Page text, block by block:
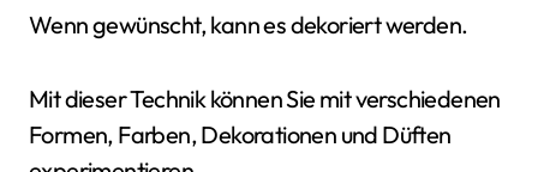
Wenn gewünscht, kann es dekoriert werden.
Mit dieser Technik können Sie mit verschiedenen
Formen, Farben, Dekorationen und Düften